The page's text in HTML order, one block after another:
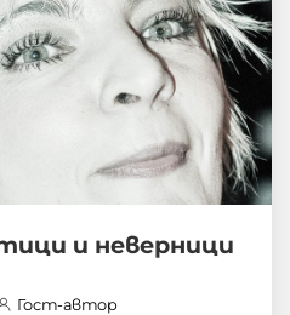
и неверници
Гост-автор